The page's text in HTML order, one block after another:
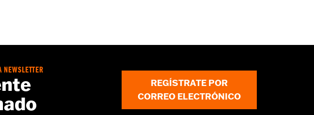
NEWSLETTER
REGÍSTRATE POR
CORREO ELECTRÓNICO